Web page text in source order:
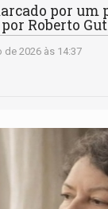
por um
Roberto
de 2026 às 14:37